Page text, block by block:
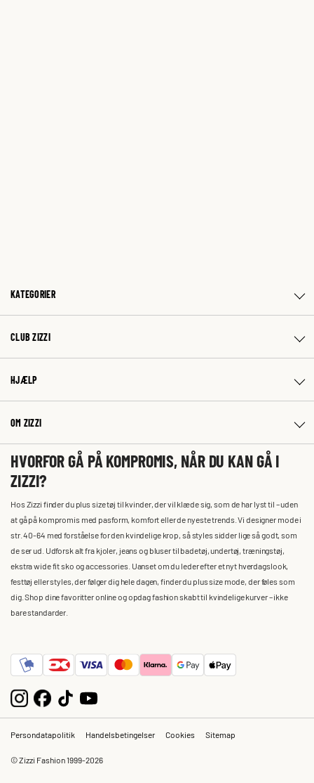
KATEGORIER
CLUB ZIZZI
HJÆLP
OM ZIZZI
HVORFOR GÅ PÅ KOMPROMIS, NÅR DU KAN GÅ I
ZIZZI?
Hos Zizzi finder du plus size tøj til kvinder, der vil klæde sig, som de har lyst til – uden
at gå på kompromis med pasform, komfort eller de nyeste trends. Vi designer mode i
str. 40-64 med forståelse for den kvindelige krop, så styles sidder lige så godt, som
de ser ud. Udforsk alt fra kjoler, jeans og bluser til badetøj, undertøj, træningstøj,
ekstra wide fit sko og accessories. Uanset om du leder efter et nyt hverdagslook,
festtøj eller styles, der følger dig hele dagen, finder du plus size mode, der føles som
dig. Shop dine favoritter online og opdag fashion skabt til kvindelige kurver – ikke
bare standarder.
Persondatapolitik Handelsbetingelser Cookies Sitemap
© Zizzi Fashion 1999-2026